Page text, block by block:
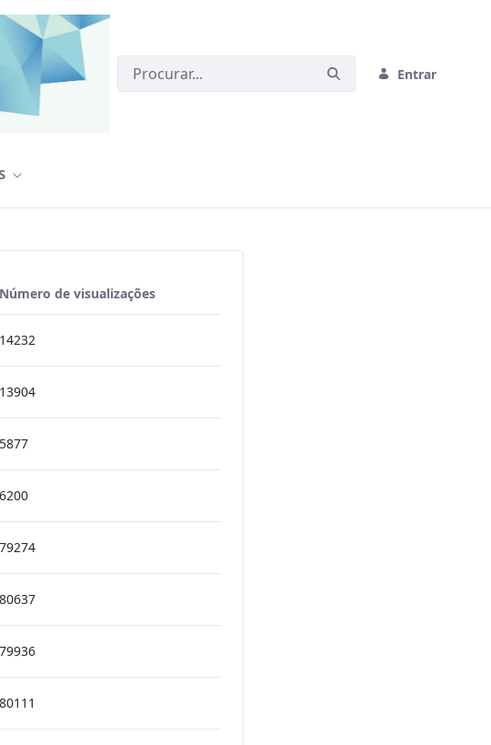
Entrar
Número de visualizações
14232
13904
5877
6200
79274
80637
79936
80111